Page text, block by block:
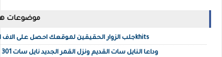
موضوعات
جلب الزوار الحقيقين لموقعك احصل على الاف الزوار المستهدفين عبر 10khits
وداعا النايل سات القديم ونزل القمر الجديد نايل سات 301 على جهاز الاستقبال 2022